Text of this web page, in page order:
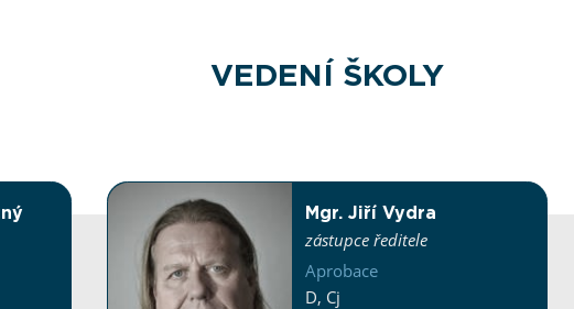
VEDENÍ ŠKOLY
Mgr. Jiří Vydra
zástupce ředitele
Aprobace
D, Cj